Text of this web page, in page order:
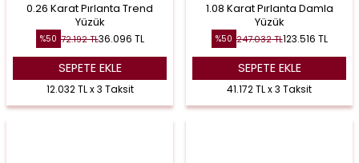
0.26 Karat Pırlanta Trend
Yüzük
%50 72.192TL36.096 TL
SEPETE EKLE
12.032 TL x 3 Taksit
1.08 Karat Pırlanta Damla
Yüzük
%50 247.032TL123.516 TL
SEPETE EKLE
41.172 TL x 3 Taksit